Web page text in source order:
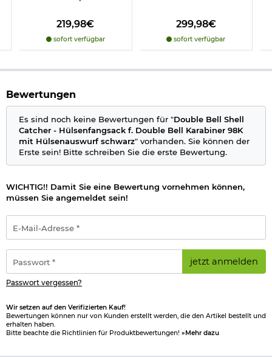
Hersteller: Double Bell
**Das teilweise abgebildete Gewehr ist nicht enthalten**
Herstellerinformationen
Verantwortliche Person für die EU
219,98€
sofort verfügbar
299,98€
sofort verfügbar
Bewertungen
Es sind noch keine Bewertungen für "Double Bell Shell
Catcher - Hülsenfangsack f. Double Bell Karabiner 98K
mit Hülsenauswurf schwarz" vorhanden. Sie können der
Erste sein! Bitte schreiben Sie die erste Bewertung.
WICHTIG!! Damit Sie eine Bewertung vornehmen können,
müssen Sie angemeldet sein!
Mail-
Adresse
*
jetzt anmelden
Passwort vergessen?
Wir setzen auf den Verifizierten Kauf!
Bewertungen können nur von Kunden erstellt werden, die den Artikel bestellt und
erhalten haben.
Bitte beachte die Richtlinien für Produktbewertungen! »Mehr dazu